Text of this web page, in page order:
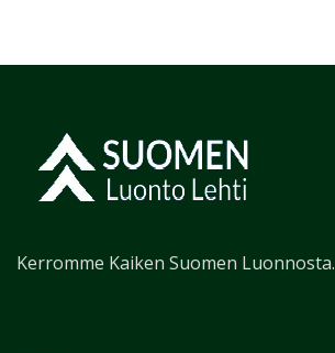
Kerromme Kaiken Suomen Luonnosta.